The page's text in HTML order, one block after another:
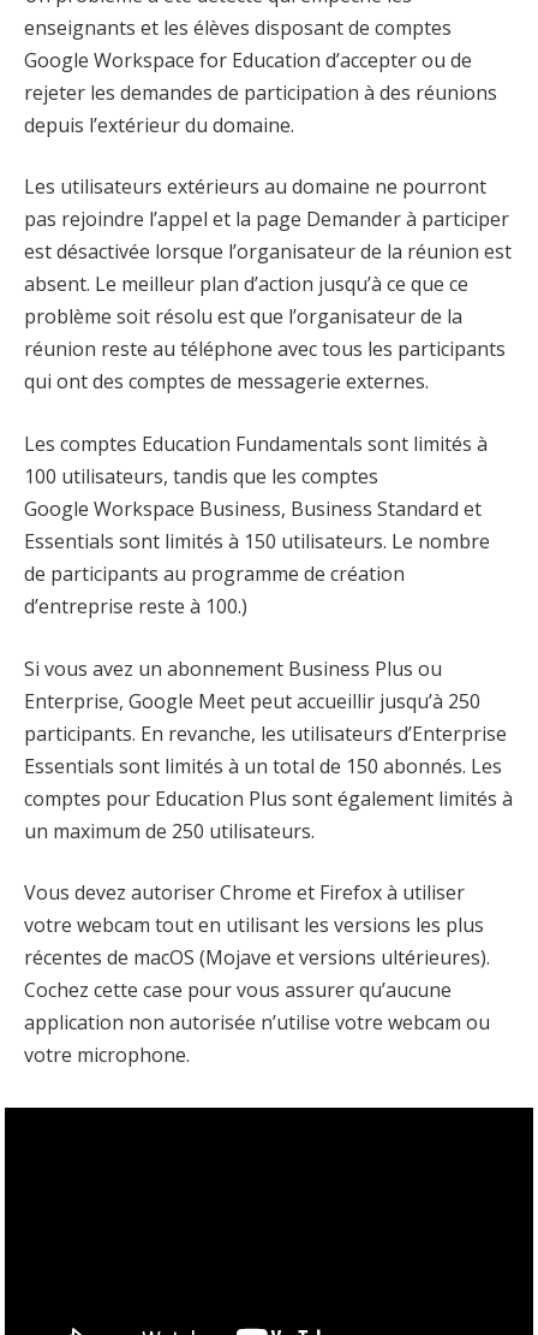
enseignants et les élèves disposant de comptes
Google Workspace for Education d’accepter ou de
rejeter les demandes de participation à des réunions
depuis l’extérieur du domaine.
Les utilisateurs extérieurs au domaine ne pourront
pas rejoindre l’appel et la page Demander à participer
est désactivée lorsque l’organisateur de la réunion est
absent. Le meilleur plan d’action jusqu’à ce que ce
problème soit résolu est que l’organisateur de la
réunion reste au téléphone avec tous les participants
qui ont des comptes de messagerie externes.
Les comptes Education Fundamentals sont limités à
100 utilisateurs, tandis que les comptes
Google Workspace Business, Business Standard et
Essentials sont limités à 150 utilisateurs. Le nombre
de participants au programme de création
d’entreprise reste à 100.)
Si vous avez un abonnement Business Plus ou
Enterprise, Google Meet peut accueillir jusqu’à 250
participants. En revanche, les utilisateurs d’Enterprise
Essentials sont limités à un total de 150 abonnés. Les
comptes pour Education Plus sont également limités à
un maximum de 250 utilisateurs.
Vous devez autoriser Chrome et Firefox à utiliser
votre webcam tout en utilisant les versions les plus
récentes de macOS (Mojave et versions ultérieures).
Cochez cette case pour vous assurer qu’aucune
application non autorisée n’utilise votre webcam ou
votre microphone.